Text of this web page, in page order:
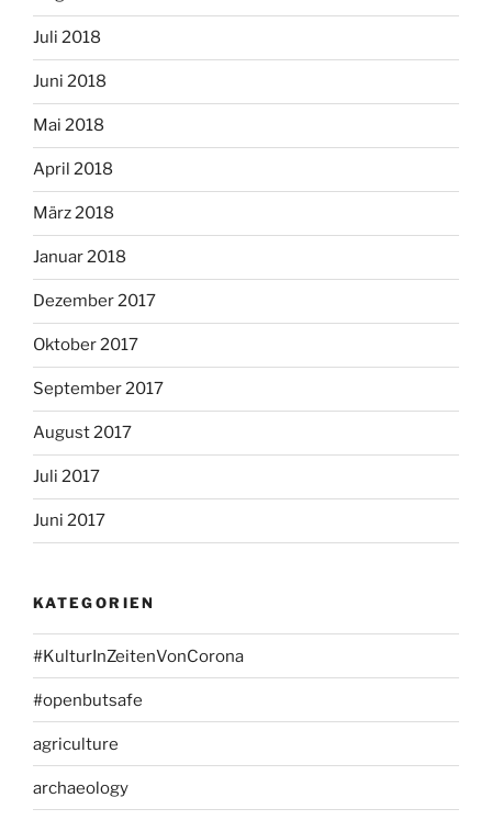
Juli 2018
Juni 2018
Mai 2018
April 2018
März 2018
Januar 2018
Dezember 2017
Oktober 2017
September 2017
August 2017
Juli 2017
Juni 2017
KATEGORIEN
#KulturInZeitenVonCorona
#openbutsafe
agriculture
archaeology